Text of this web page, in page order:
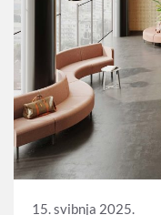
15. svibnja 2025.